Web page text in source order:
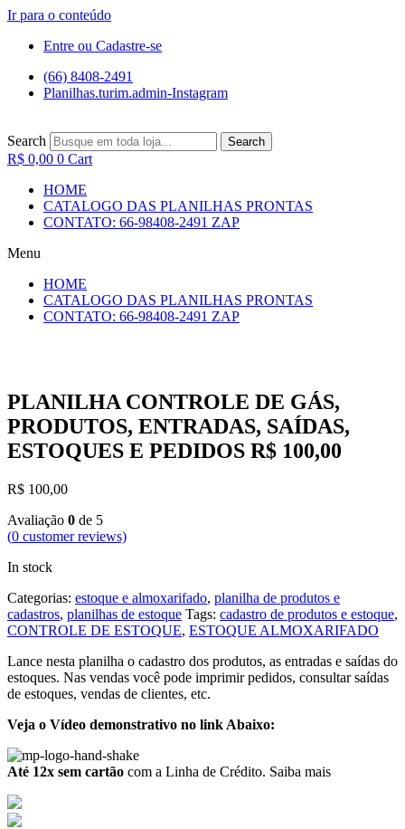
Ir para o conteúdo
Entre ou Cadastre-se
(66) 8408-2491
Planilhas.turim.admin-Instagram
Search Search
R$ 0,00 0 Cart
HOME
CATALOGO DAS PLANILHAS PRONTAS
CONTATO: 66-98408-2491 ZAP
Menu
HOME
CATALOGO DAS PLANILHAS PRONTAS
CONTATO: 66-98408-2491 ZAP
PLANILHA CONTROLE DE GÁS,
PRODUTOS, ENTRADAS, SAÍDAS,
ESTOQUES E PEDIDOS R$ 100,00
R$ 100,00
Avaliação 0 de 5
(0 customer reviews)
In stock
Categorias: estoque e almoxarifado, planilha de produtos e
cadastros, planilhas de estoque Tags: cadastro de produtos e estoque,
CONTROLE DE ESTOQUE, ESTOQUE ALMOXARIFADO
Lance nesta planilha o cadastro dos produtos, as entradas e saídas do
estoques. Nas vendas você pode imprimir pedidos, consultar saídas
de estoques, vendas de clientes, etc.
Veja o Vídeo demonstrativo no link Abaixo:
Até 12x sem cartão com a Linha de Crédito. Saiba mais